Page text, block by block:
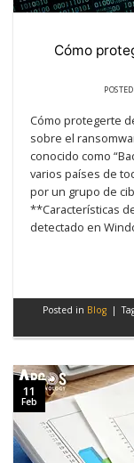
Cómo
Cómo protegerte
sobre el
conocido como
varios países de
por un grupo de
**Características
detectado en
Posted in Blog |
11
Feb